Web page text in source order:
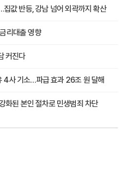
값 반등, 강남 넘어 외곽까지 확산
리대출 영향
커진다
4사 기소…파급 효과 26조 원 달해
화된 본인 절차로 민생범죄 차단